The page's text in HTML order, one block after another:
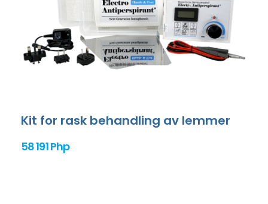
Kit for rask behandling av lemmer
58 191 Php